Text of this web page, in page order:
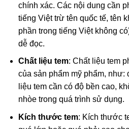
chính xác. Các nội dung cần
tiếng Việt trừ tên quốc tế, tên
phần trong tiếng Việt không
dễ đọc.
Chất liệu tem: Chất liệu tem
của sản phẩm mỹ phẩm,
liệu tem cần có độ bền cao,
nhòe trong quá trình sử dụng.
Kích thước tem: Kích thước